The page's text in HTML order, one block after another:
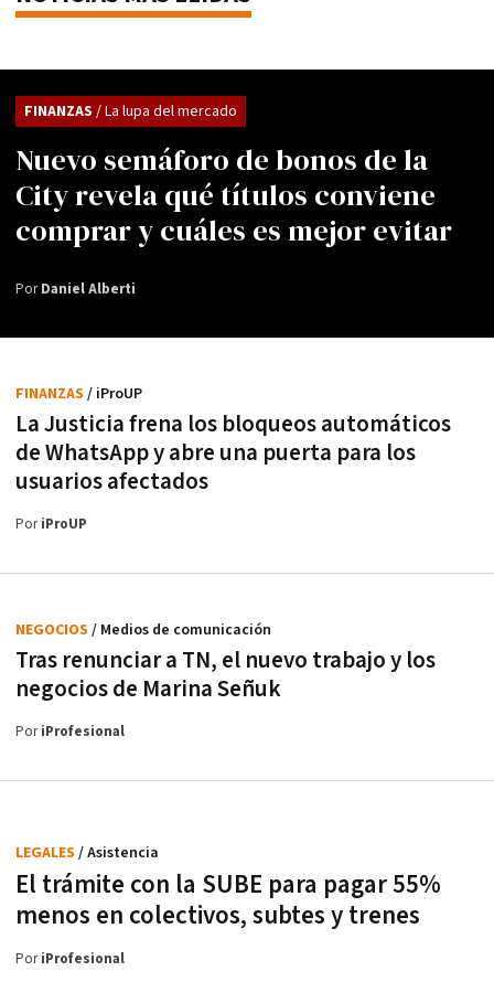
Nuevo semáforo de bonos de la
City revela qué títulos conviene
comprar y cuáles es mejor evitar
FINANZAS / La lupa del mercado
PorDaniel Alberti
La Justicia frena los bloqueos automáticos
de WhatsApp y abre una puerta para los
usuarios afectados
FINANZAS / iProUP
PoriProUP
Tras renunciar a TN, el nuevo trabajo y los
negocios de Marina Señuk
NEGOCIOS / Medios de comunicación
PoriProfesional
El trámite con la SUBE para pagar 55%
menos en colectivos, subtes y trenes
LEGALES / Asistencia
PoriProfesional